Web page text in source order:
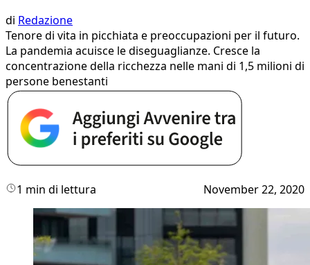
di Redazione
Tenore di vita in picchiata e preoccupazioni per il futuro.
La pandemia acuisce le diseguaglianze. Cresce la
concentrazione della ricchezza nelle mani di 1,5 milioni di
persone benestanti
1 min di lettura November 22, 2020